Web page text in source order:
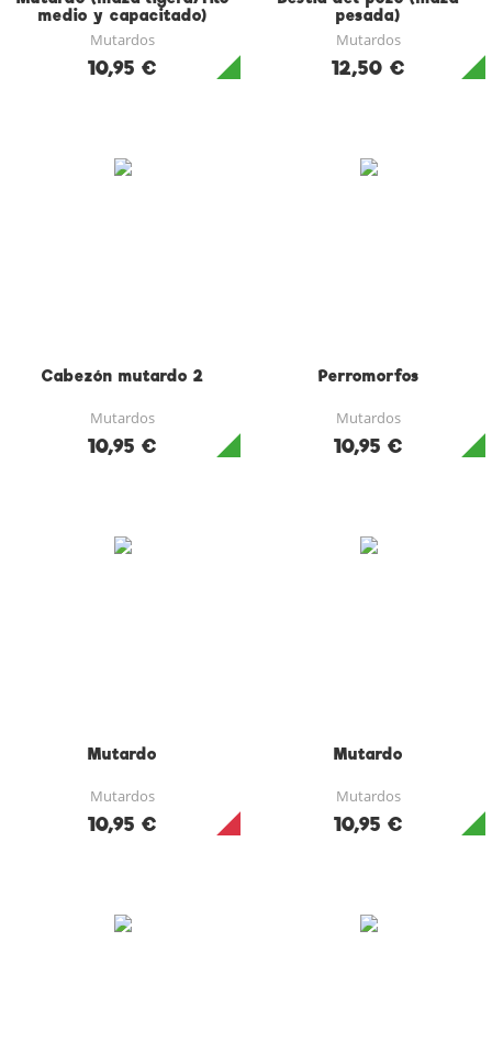
medio y capacitado)
Mutardos
10,95 €
pesada)
Mutardos
12,50 €
Cabezón mutardo 2
Mutardos
10,95 €
Perromorfos
Mutardos
10,95 €
Mutardo
Mutardos
10,95 €
Mutardo
Mutardos
10,95 €